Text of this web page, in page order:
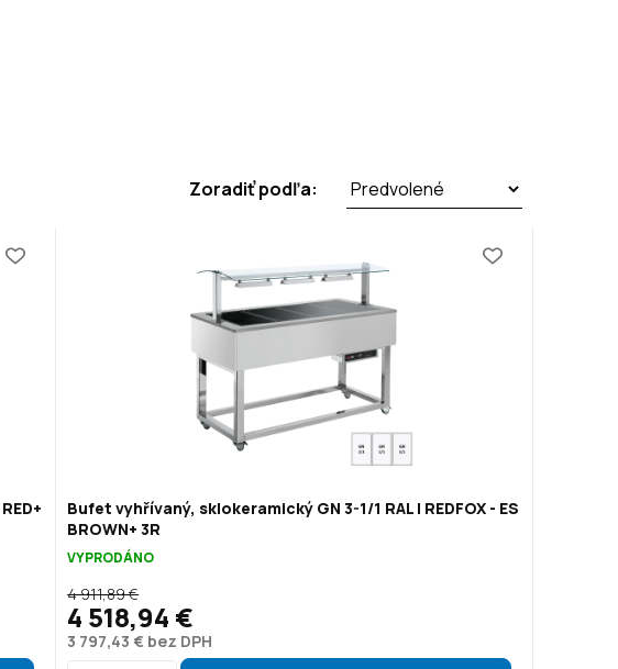
Zoradiť podľa:
Bufet vyhřívaný, sklokeramický GN 3-1/1 RAL | REDFOX - ES
BROWN+ 3R
VYPRODÁNO
3 797,43 € bez DPH
4 911,89 €
4 518,94 €